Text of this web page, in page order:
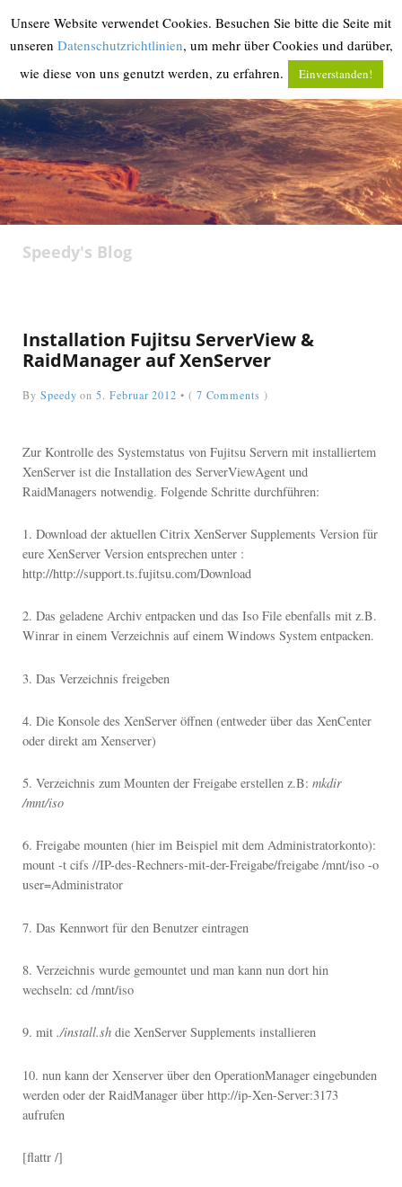
‹
return

MENU
Speedy's Blog
Installation Fujitsu ServerView &
RaidManager auf XenServer
BySpeedy on 5. Februar 2012 • ( 7 Comments )
Zur Kontrolle des Systemstatus von Fujitsu Servern mit installiertem
XenServer ist die Installation des ServerViewAgent und
RaidManagers notwendig.Folgende Schritte durchführen:
1. Download der aktuellen Citrix XenServer Supplements Version für
eure XenServer Version entsprechen unter :
http://http://support.ts.fujitsu.com/Download
2. Das geladene Archiv entpacken und das Iso File ebenfalls mit z.B.
Winrar in einem Verzeichnis auf einem Windows System entpacken.
3. Das Verzeichnis freigeben
4. Die Konsole des XenServer öffnen (entweder über das XenCenter
oder direkt am Xenserver)
5. Verzeichnis zum Mounten der Freigabe erstellen z.B:mkdir
/mnt/iso
6. Freigabe mounten (hier im Beispiel mit dem Administratorkonto):
mount -t cifs //IP-des-Rechners-mit-der-Freigabe/freigabe /mnt/iso -o
user=Administrator
7. Das Kennwort für den Benutzer eintragen
8. Verzeichnis wurde gemountet und man kann nun dort hin
wechseln: cd /mnt/iso
9. mit./install.sh die XenServer Supplements installieren
10. nun kann der Xenserver über den OperationManager eingebunden
werden oder der RaidManager über http://ip-Xen-Server:3173
aufrufen
[flattr /]
Unsere Website verwendet Cookies. Besuchen Sie bitte die Seite mit
unseren Datenschutzrichtlinien, um mehr über Cookies und darüber,
wie diese von uns genutzt werden, zu erfahren.
Einverstanden!